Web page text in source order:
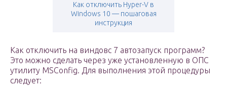
Как отключить Hyper-V в
Windows 10 — пошаговая
инструкция
Как отключить на виндовс 7 автозапуск программ?
Это можно сделать через уже установленную в ОПС
утилиту MSConfig. Для выполнения этой процедуры
следует: